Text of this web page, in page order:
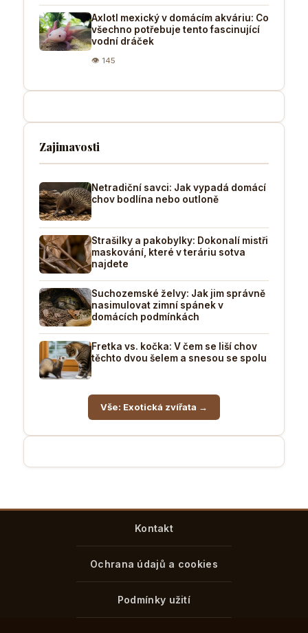
Axlotl mexický v domácím akváriu: Co
všechno potřebuje tento fascinující
vodní dráček
👁 145
Zajimavosti
Netradiční savci: Jak vypadá domácí
chov bodlína nebo outloně
Strašilky a pakobylky: Dokonalí mistři
maskování, které v teráriu sotva
najdete
Suchozemské želvy: Jak jim správně
nasimulovat zimní spánek v
domácích podmínkách
Fretka vs. kočka: V čem se liší chov
těchto dvou šelem a snesou se spolu
Vše: Exotická zvířata →
Kontakt
Ochrana údajů a cookies
Podmínky užití